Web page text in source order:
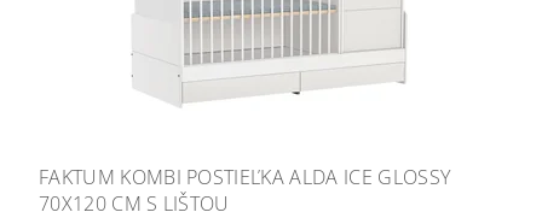
FAKTUM KOMBI POSTIEĽKA ALDA ICE GLOSSY
70X120 CM S LIŠTOU